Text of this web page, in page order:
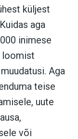
küljest
aga
inimese
loomist
Aga
teise
uute
või